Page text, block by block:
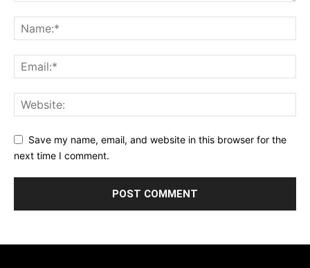
Save my name, email, and website in this browser for the
next time I comment.